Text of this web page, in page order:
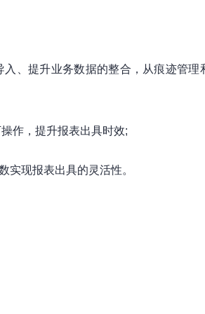
、提升业务数据的整合，从痕迹管理
作，提升报表出具时效;
实现报表出具的灵活性。